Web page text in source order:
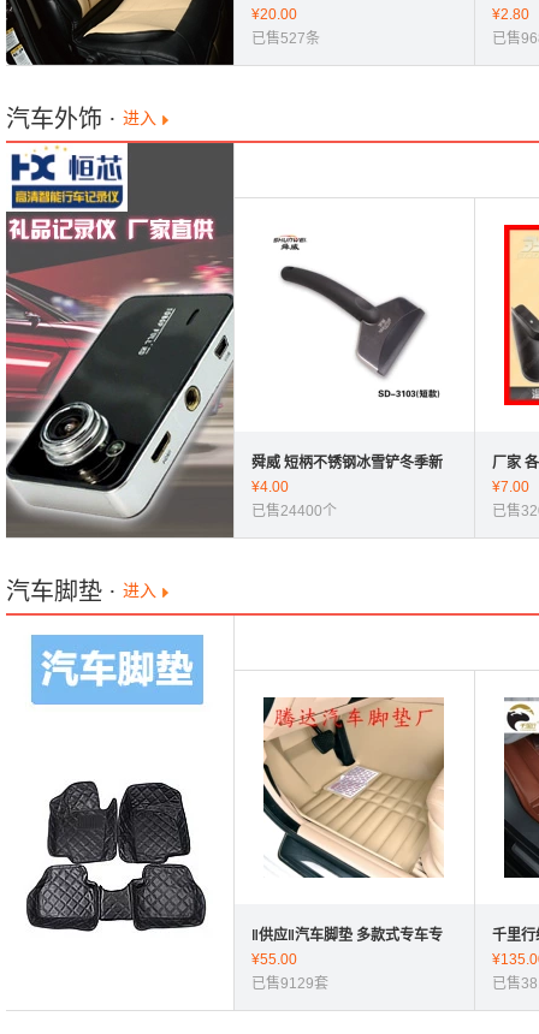
华葫芦水晶汽车挂饰汽车内饰品
B009
¥20.00
已售527条
桶、汽
色 修改
¥2.80
已售
汽车外饰 · 进入
舜威 短柄不锈钢冰雪铲冬季新
品热卖 冬季汽车除雪好帮手
SD-3103
¥4.00
已售24400个
厂家
专用
IX35
¥7.00
已售
汽车脚垫 · 进入
‖供应‖汽车脚垫 多款式专车专
用3D全覆盖包围耐磨压痕皮革
脚垫
¥55.00
已售9129套
千里行
全包围
¥
已售